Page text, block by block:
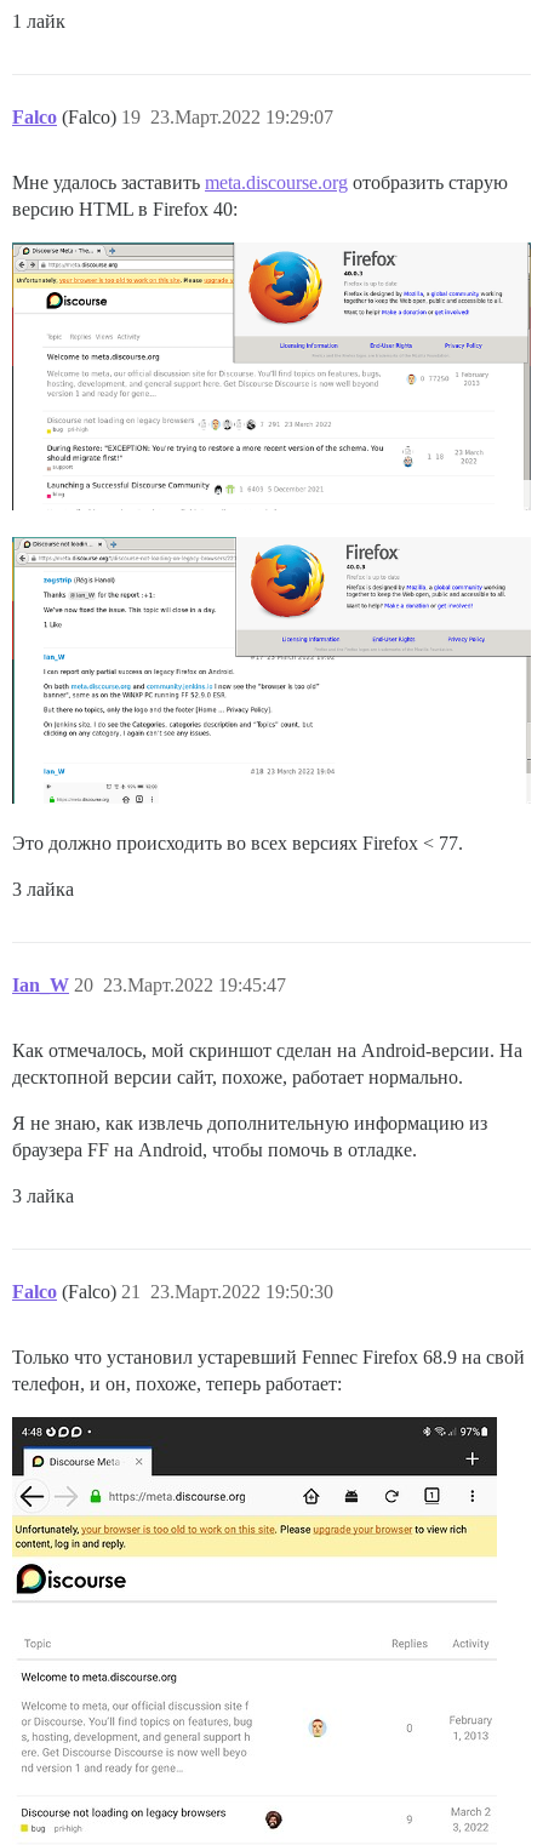
1 лайк
Falco (Falco) 23.Март.2022 19:29:07
19
Мне удалось заставить meta.discourse.org отобразить старую
версию HTML в Firefox 40:
Это должно происходить во всех версиях Firefox < 77.
3 лайка
Ian_W 23.Март.2022 19:45:47
20
Как отмечалось, мой скриншот сделан на Android-версии. На
десктопной версии сайт, похоже, работает нормально.
Я не знаю, как извлечь дополнительную информацию из
браузера FF на Android, чтобы помочь в отладке.
3 лайка
Falco (Falco) 23.Март.2022 19:50:30
21
Только что установил устаревший Fennec Firefox 68.9 на свой
телефон, и он, похоже, теперь работает: